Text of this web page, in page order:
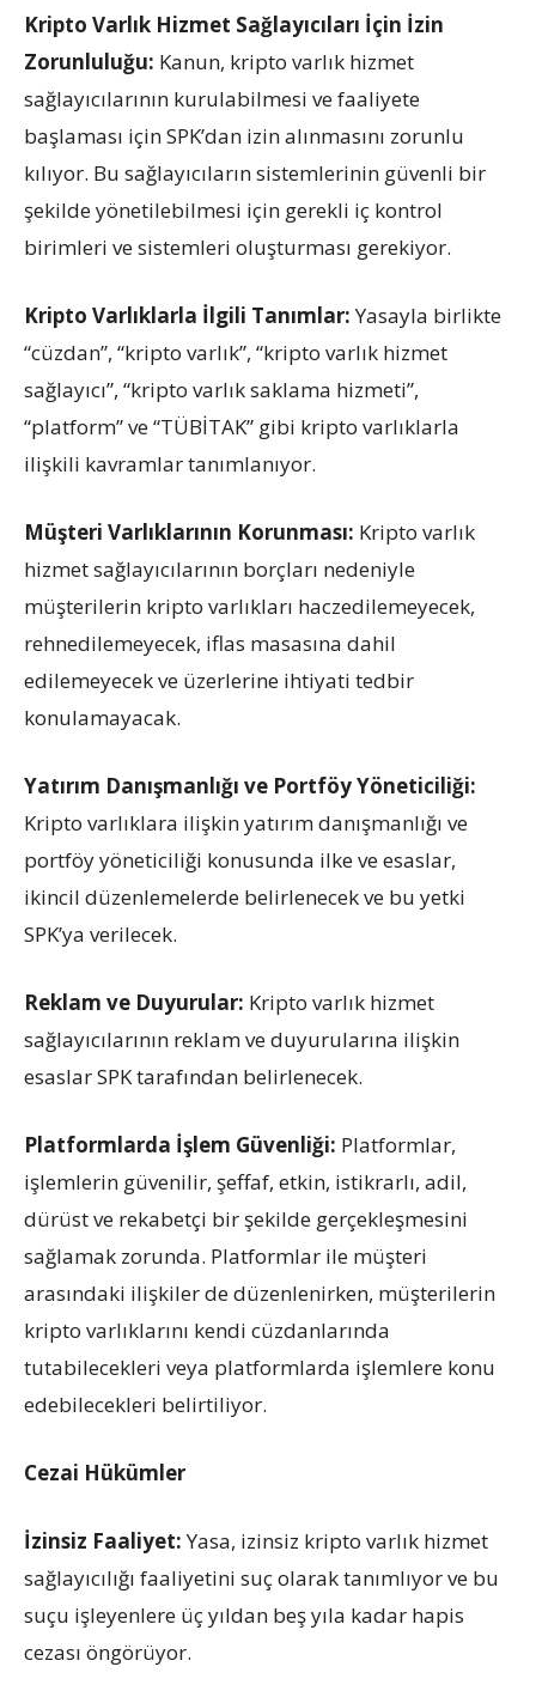
Kripto Varlık Hizmet Sağlayıcıları İçin İzin
Zorunluluğu: Kanun, kripto varlık hizmet
sağlayıcılarının kurulabilmesi ve faaliyete
başlaması için SPK’dan izin alınmasını zorunlu
kılıyor. Bu sağlayıcıların sistemlerinin güvenli bir
şekilde yönetilebilmesi için gerekli iç kontrol
birimleri ve sistemleri oluşturması gerekiyor.
Kripto Varlıklarla İlgili Tanımlar:Yasayla birlikte
“cüzdan”, “kripto varlık”, “kripto varlık hizmet
sağlayıcı”, “kripto varlık saklama hizmeti”,
“platform” ve “TÜBİTAK” gibi kripto varlıklarla
ilişkili kavramlar tanımlanıyor.
Müşteri Varlıklarının Korunması: Kripto varlık
hizmet sağlayıcılarının borçları nedeniyle
müşterilerin kripto varlıkları haczedilemeyecek,
rehnedilemeyecek, iflas masasına dahil
edilemeyecek ve üzerlerine ihtiyati tedbir
konulamayacak.
Yatırım Danışmanlığı ve Portföy Yöneticiliği:
Kripto varlıklara ilişkin yatırım danışmanlığı ve
portföy yöneticiliği konusunda ilke ve esaslar,
ikincil düzenlemelerde belirlenecek ve bu yetki
SPK’ya verilecek.
Reklam ve Duyurular: Kripto varlık hizmet
sağlayıcılarının reklam ve duyurularına ilişkin
esaslar SPK tarafından belirlenecek.
Platformlarda İşlem Güvenliği: Platformlar,
işlemlerin güvenilir, şeffaf, etkin, istikrarlı, adil,
dürüst ve rekabetçi bir şekilde gerçekleşmesini
sağlamak zorunda. Platformlar ile müşteri
arasındaki ilişkiler de düzenlenirken, müşterilerin
kripto varlıklarını kendi cüzdanlarında
tutabilecekleri veya platformlarda işlemlere konu
edebilecekleri belirtiliyor.
Cezai Hükümler
İzinsiz Faaliyet:Yasa, izinsiz kripto varlık hizmet
sağlayıcılığı faaliyetini suç olarak tanımlıyor ve bu
suçu işleyenlere üç yıldan beş yıla kadar hapis
cezası öngörüyor.